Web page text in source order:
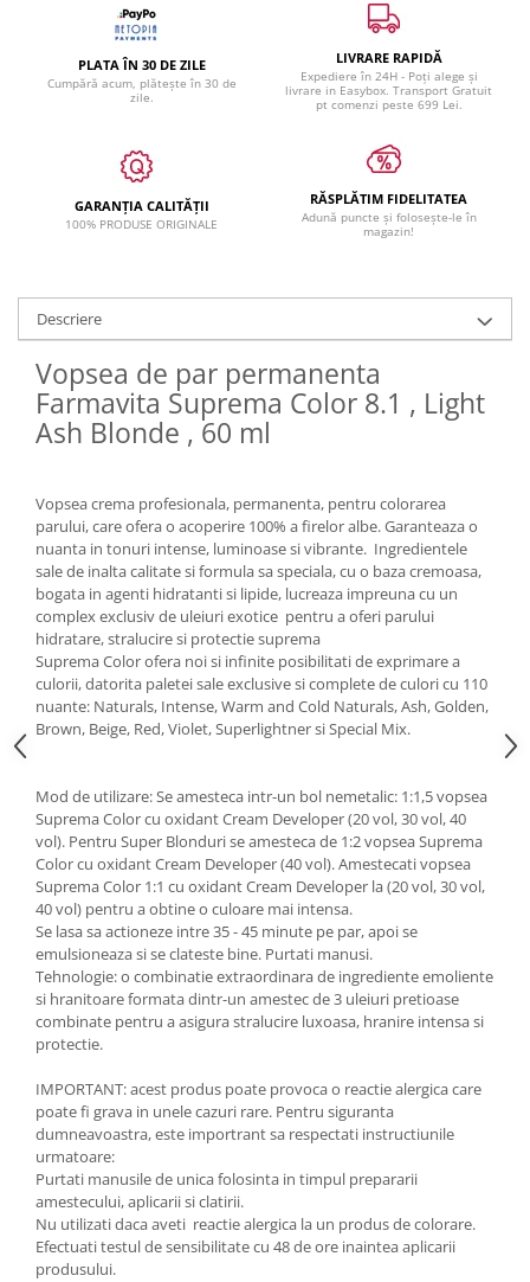
PLATA ÎN 30 DE ZILE
Cumpără acum, plătește în 30 de
zile.
LIVRARE RAPIDĂ
Expediere în 24H - Poți alege și
livrare in Easybox. Transport Gratuit
pt comenzi peste 699 Lei.
GARANȚIA CALITĂȚII
100% PRODUSE ORIGINALE
RĂSPLĂTIM FIDELITATEA
Adună puncte și folosește-le în
magazin!
Descriere
Vopsea de par permanenta
Farmavita Suprema Color 8.1 , Light
Ash Blonde , 60 ml
Vopsea crema profesionala, permanenta, pentru colorarea
parului, care ofera o acoperire 100% a firelor albe. Garanteaza o
nuanta in tonuri intense, luminoase si vibrante. Ingredientele
sale de inalta calitate si formula sa speciala, cu o baza cremoasa,
bogata in agenti hidratanti si lipide, lucreaza impreuna cu un
complex exclusiv de uleiuri exotice pentru a oferi parului
hidratare, stralucire si protectie suprema
Suprema Color ofera noi si infinite posibilitati de exprimare a
culorii, datorita paletei sale exclusive si complete de culori cu 110
nuante: Naturals, Intense, Warm and Cold Naturals, Ash, Golden,
Brown, Beige, Red, Violet, Superlightner si Special Mix.
Mod de utilizare: Se amesteca intr-un bol nemetalic: 1:1,5 vopsea
Suprema Color cu oxidant Cream Developer (20 vol, 30 vol, 40
vol). Pentru Super Blonduri se amesteca de 1:2 vopsea Suprema
Color cu oxidant Cream Developer (40 vol). Amestecati vopsea
Suprema Color 1:1 cu oxidant Cream Developer la (20 vol, 30 vol,
40 vol) pentru a obtine o culoare mai intensa.
Se lasa sa actioneze intre 35 - 45 minute pe par, apoi se
emulsioneaza si se clateste bine. Purtati manusi.
Tehnologie: o combinatie extraordinara de ingrediente emoliente
si hranitoare formata dintr-un amestec de 3 uleiuri pretioase
combinate pentru a asigura stralucire luxoasa, hranire intensa si
protectie.
IMPORTANT: acest produs poate provoca o reactie alergica care
poate fi grava in unele cazuri rare. Pentru siguranta
dumneavoastra, este importrant sa respectati instructiunile
urmatoare:
Purtati manusile de unica folosinta in timpul prepararii
amestecului, aplicarii si clatirii.
Nu utilizati daca aveti reactie alergica la un produs de colorare.
Efectuati testul de sensibilitate cu 48 de ore inaintea aplicarii
produsului.